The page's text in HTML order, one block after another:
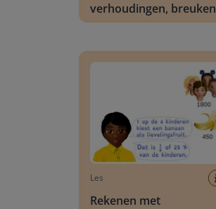
verhoudingen, breuken
en percentages via
Les
Rekenen met